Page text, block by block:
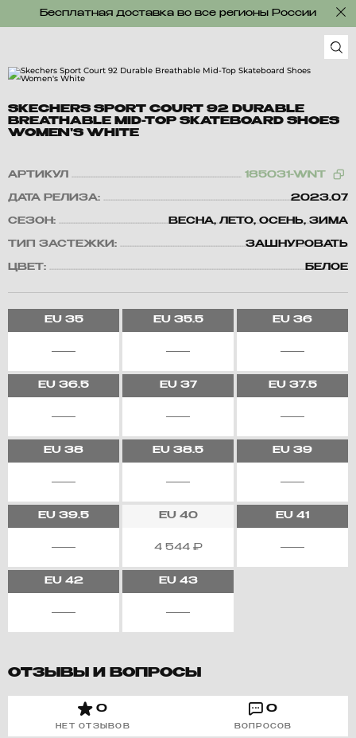
Бесплатная доставка во все регионы России
SKECHERS SPORT COURT 92 DURABLE
BREATHABLE MID-TOP SKATEBOARD SHOES
WOMEN'S WHITE
АРТИКУЛ 185031-WNT
ДАТА РЕЛИЗА: 2023.07
СЕЗОН: ВЕСНА, ЛЕТО, ОСЕНЬ, ЗИМА
ТИП ЗАСТЕЖКИ: ЗАШНУРОВАТЬ
ЦВЕТ: БЕЛОЕ
EU35 EU35.5 EU 36
EU 36.5 EU37 EU37.5
EU 38 EU 38.5 EU 39
EU 39.5 EU40
4 544 ₽
EU 41
EU42 EU43
ОТЗЫВЫ И ВОПРОСЫ
0
НЕТ ОТЗЫВОВ
0
ВОПРОСОВ